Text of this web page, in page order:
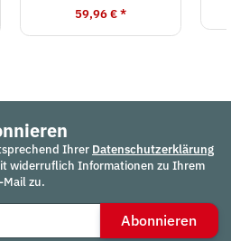
59,96 €*
Ihrer Datenschutzerklärung
widerruflich Informationen zu Ihrem
zu.
Abonnieren